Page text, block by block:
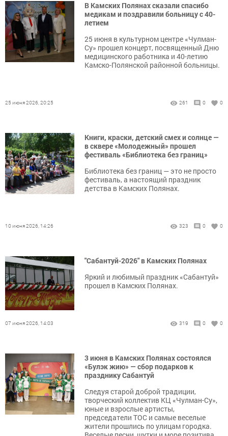
В Камских Полянах сказали спасибо
медикам и поздравили больницу с 40-
летием
25 июня в культурном центре «Чулман-
Су» прошел концерт, посвященный Дню
медицинского работника и 40-летию
Камско-Полянской районной больницы.
25 июня 2026, 20:25 261 0 0
Книги, краски, детский смех и солнце —
в сквере «Молодежный» прошел
фестиваль «Библиотека без границ»
Библиотека без границ — это не просто
фестиваль, а настоящий праздник
детства в Камских Полянах.
10 июня 2026, 14:26 323 0 0
"Сабантуй-2026" в Камских Полянах
Яркий и любимый праздник «Сабантуй»
прошел в Камских Полянах.
07 июня 2026, 14:03 319 0 0
3 июня в Камских Полянах состоялся
«Булэк жию» — сбор подарков к
празднику Сабантуй
Следуя старой доброй традиции,
творческий коллектив КЦ «Чулман-Су»,
юные и взрослые артисты,
председатели ТОС и самые веселые
жители прошлись по улицам городка.